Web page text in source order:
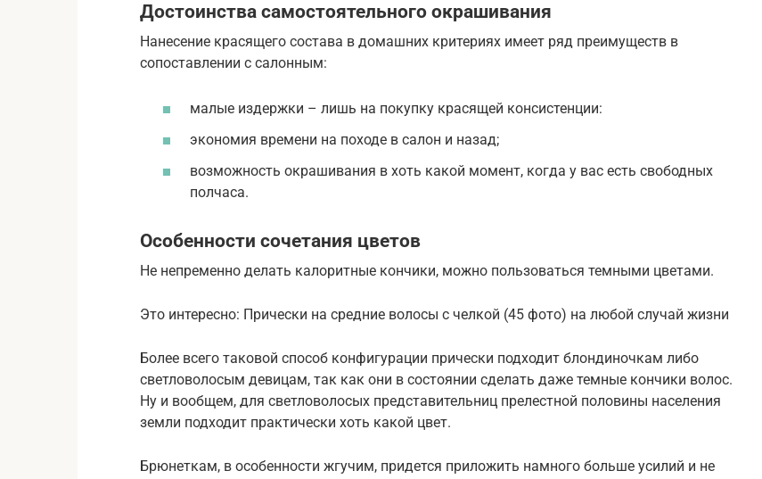
Достоинства самостоятельного окрашивания
Нанесение красящего состава в домашних критериях имеет ряд преимуществ в
сопоставлении с салонным:
малые издержки – лишь на покупку красящей консистенции:
экономия времени на походе в салон и назад;
возможность окрашивания в хоть какой момент, когда у вас есть свободных
полчаса.
Особенности сочетания цветов
Не непременно делать калоритные кончики, можно пользоваться темными цветами.
Это интересно: Прически на средние волосы с челкой (45 фото) на любой случай жизни
Более всего таковой способ конфигурации прически подходит блондиночкам либо
светловолосым девицам, так как они в состоянии сделать даже темные кончики волос.
Ну и вообщем, для светловолосых представительниц прелестной половины населения
земли подходит практически хоть какой цвет.
Брюнеткам, в особенности жгучим, придется приложить намного больше усилий и не